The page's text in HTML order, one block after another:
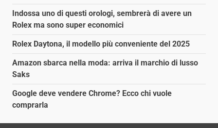
Indossa uno di questi orologi, sembrerà di avere un
Rolex ma sono super economici
Rolex Daytona, il modello più conveniente del 2025
Amazon sbarca nella moda: arriva il marchio di lusso
Saks
Google deve vendere Chrome? Ecco chi vuole
comprarla